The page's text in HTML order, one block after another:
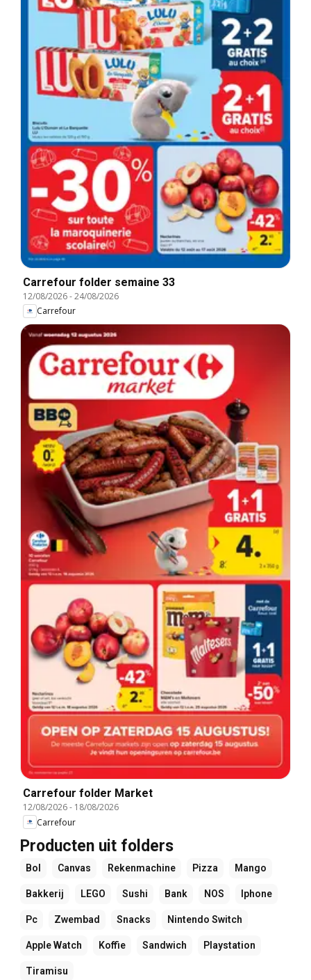
Carrefour folder semaine 33
12/08/2026-24/08/2026
Carrefour
Carrefour folder Market
12/08/2026- 18/08/2026
Carrefour
Producten uit folders
Bol Canvas Rekenmachine Pizza Mango
Bakkerij LEGO Sushi Bank NOS Iphone
Pc Zwembad Snacks Nintendo Switch
Apple Watch Koffie Sandwich Playstation
Tiramisu